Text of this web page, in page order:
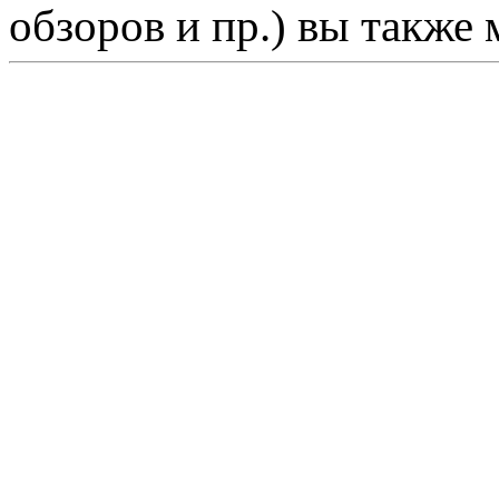
обзоров и пр.) вы также